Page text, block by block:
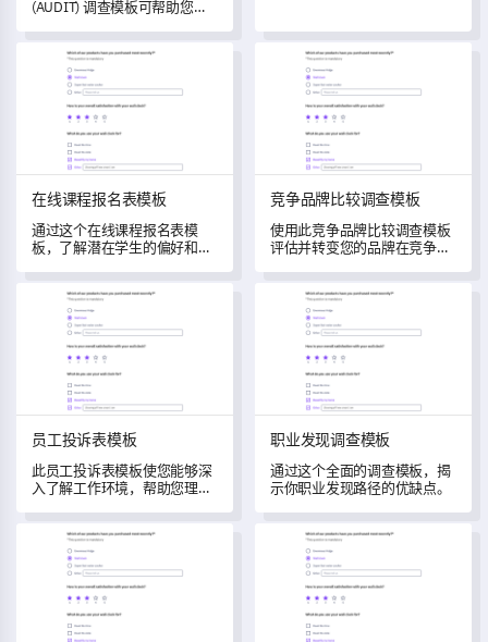
(AUDIT) 调查模板可帮助您评
潜在风险。
在线课程报名表模板
在线课程报名表模板
通过这个在线课程报名表模
板，了解潜在学生的偏好和经
竞争品牌比较调查模板
竞争品牌比较调查模板
使用此竞争品牌比较调查模板
评估并转变您的品牌在竞争对
员工投诉表模板
员工投诉表模板
此员工投诉表模板使您能够深
入了解工作环境，帮助您理解
职业发现调查模板
职业发现调查模板
通过这个全面的调查模板，揭
示你职业发现路径的优缺点。
同行反馈360度调查模板 员工政策反馈模板